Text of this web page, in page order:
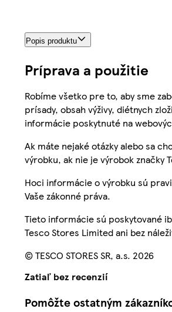
Popis produktu
Príprava a použitie
Robíme všetko pre to, aby sme
prísady, obsah výživy, diétnych
informácie poskytnuté na
Ak máte nejaké otázky alebo sa
výrobku, ak nie je výrobok značky
Hoci informácie o výrobku sú
Vaše zákonné práva.
Tieto informácie sú poskytované
Tesco Stores Limited ani bez
© TESCO STORES SR, a.s. 2026
Zatiaľ bez recenzií
Pomôžte ostatným